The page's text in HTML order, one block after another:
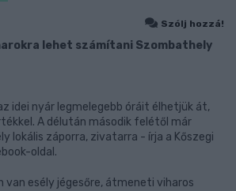
Szólj hozzá!
lehet számítani Szombathely
idei nyár legmelegebb óráit élhetjük át,
A délután második felétől már
lokális záporra, zivatarra - írja a Kőszegi
oldal.
van esély jégesőre, átmeneti viharos